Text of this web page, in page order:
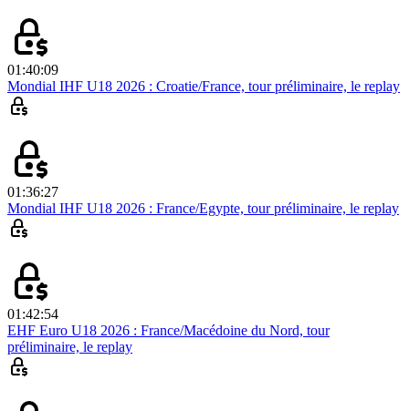
01:40:09
Mondial IHF U18 2026 : Croatie/France, tour préliminaire, le replay
01:36:27
Mondial IHF U18 2026 : France/Egypte, tour préliminaire, le replay
01:42:54
EHF Euro U18 2026 : France/Macédoine du Nord, tour
préliminaire, le replay